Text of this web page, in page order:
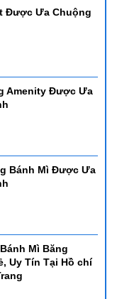
Được Ưa Chuộng
Amenity Được Ưa
Bánh Mì Được Ưa
Mì Băng
Uy Tín Tại Hồ chí